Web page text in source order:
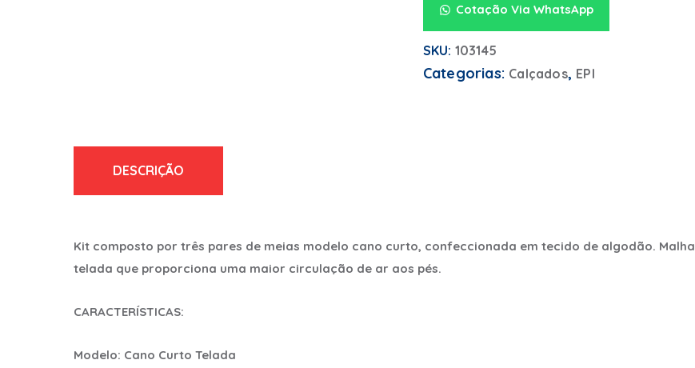
Cotação Via WhatsApp
SKU: 103145
Categorias: Calçados, EPI
DESCRIÇÃO
Kit composto por três pares de meias modelo cano curto, confeccionada em tecido de algodão. Malha
telada que proporciona uma maior circulação de ar aos pés.
CARACTERÍSTICAS:
Modelo: Cano Curto Telada